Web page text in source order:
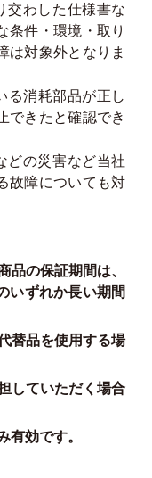
交わした仕様書な
条件・環境・取り
は対象外となりま
る消耗部品が正し
できたと確認でき
どの災害など当社
故障についても対
の保証期間は、
いずれか長い期間
替品を使用する場
していただく場合
効です。